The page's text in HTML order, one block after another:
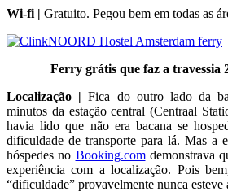
Wi-fi | Gratuito. Pegou bem em todas as
Ferry grátis que faz a travessia
Localização | Fica do outro lado da
minutos da estação central (Centraal
havia lido que não era bacana se
dificuldade de transporte para lá. Mas a
hóspedes no Booking.comdemonstrava
experiência com a localização. Pois
“dificuldade” provavelmente nunca esteve